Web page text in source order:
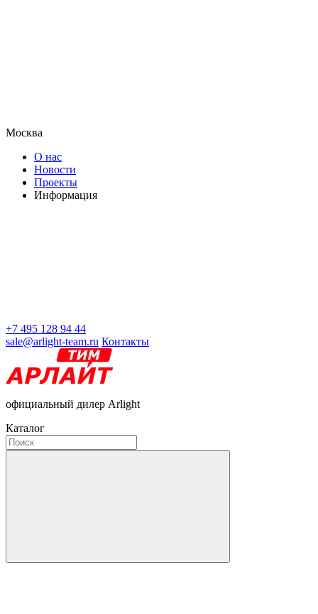
Москва
О нас
Новости
Проекты
Информация
+7 495 128 94 44
sale@arlight-team.ru Контакты
официальный дилер Arlight
Каталог